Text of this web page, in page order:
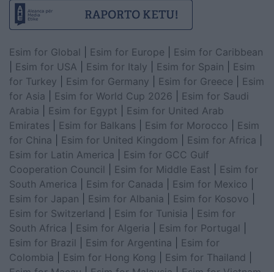
Esim for Global Esim for Europe
Esim for Caribbean
Esim for USA Esim for Italy Esim for Spain
Esim
for Turkey
Esim for Germany Esim for Greece
Esim
for Asia
Esim for World Cup 2026
Esim for Saudi
Arabia
Esim for Egypt
Esim for United Arab
Emirates
Esim for Balkans Esim for Morocco
Esim
for China
Esim for United Kingdom Esim for Africa
Esim for Latin America
Esim for GCC Gulf
Cooperation Council
Esim for Middle East
Esim for
South America
Esim for Canada Esim for Mexico
Esim for Japan
Esim for Albania Esim for Kosovo
Esim for Switzerland
Esim for Tunisia
Esim for
South Africa
Esim for Algeria Esim for Portugal
Esim for Brazil
Esim for Argentina
Esim for
Colombia
Esim for Hong Kong Esim for Thailand